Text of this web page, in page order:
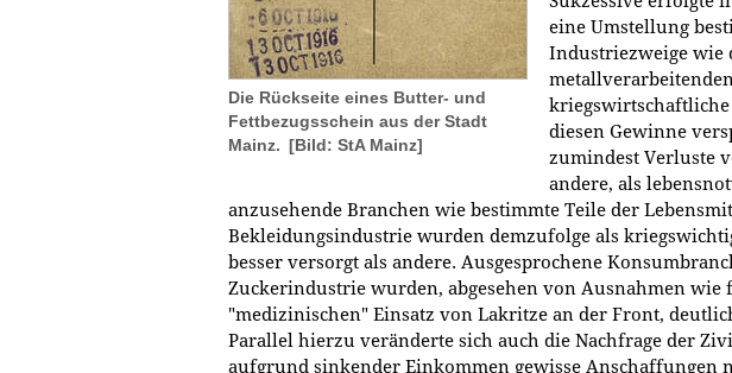
Die Rückseite eines Butter- und
Fettbezugsschein aus der Stadt
Mainz. [Bild: StA Mainz]
eine Umstellung
Industriezweige wie
diesen Gewinne
zumindest Verluste
andere, als
anzusehende Branchen wie bestimmte Teile der
Bekleidungsindustrie wurden demzufolge als
besser versorgt als andere. Ausgesprochene
Zuckerindustrie wurden, abgesehen von Ausnahmen wie
"medizinischen" Einsatz von Lakritze an der Front,
Parallel hierzu veränderte sich auch die Nachfrage der
aufgrund sinkender Einkommen gewisse Anschaffungen